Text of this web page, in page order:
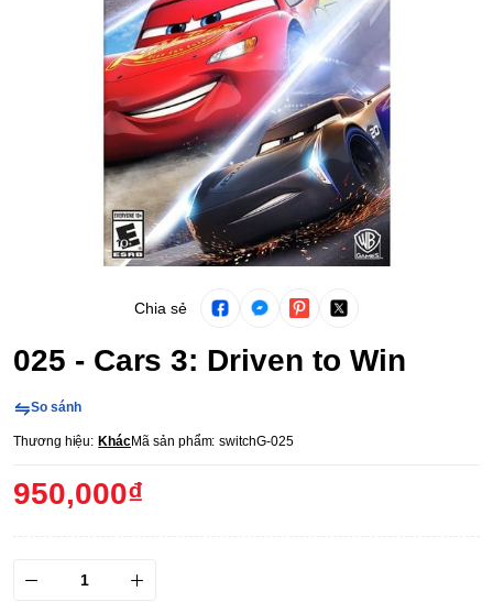
Chia sẻ
025 - Cars 3: Driven to Win
So sánh
Thương hiệu: KhácMã sản phẩm: switchG-025
950,000₫